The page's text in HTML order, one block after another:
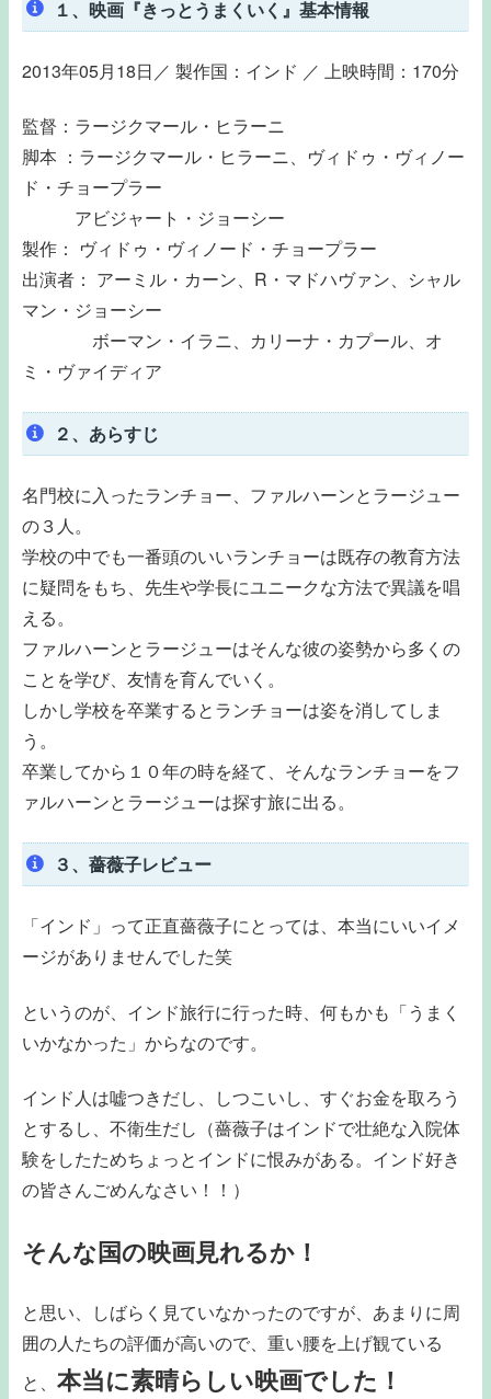
１、映画『きっとうまくいく』基本情報
2013年05月18日／ 製作国：インド ／ 上映時間：170分
監督：ラージクマール・ヒラーニ
脚本 ：ラージクマール・ヒラーニ、ヴィドゥ・ヴィノー
ド・チョープラー
アビジャート・ジョーシー
製作： ヴィドゥ・ヴィノード・チョープラー
出演者： アーミル・カーン、R・マドハヴァン、シャル
マン・ジョーシー
ボーマン・イラニ、カリーナ・カプール、オ
ミ・ヴァイディア
２、あらすじ
名門校に入ったランチョー、ファルハーンとラージュー
の３人。
学校の中でも一番頭のいいランチョーは既存の教育方法
に疑問をもち、先生や学長にユニークな方法で異議を唱
える。
ファルハーンとラージューはそんな彼の姿勢から多くの
ことを学び、友情を育んでいく。
しかし学校を卒業するとランチョーは姿を消してしま
う。
卒業してから１０年の時を経て、そんなランチョーをフ
ァルハーンとラージューは探す旅に出る。
３、薔薇子レビュー
「インド」って正直薔薇子にとっては、本当にいいイメ
ージがありませんでした笑
というのが、インド旅行に行った時、何もかも「うまく
いかなかった」からなのです。
インド人は嘘つきだし、しつこいし、すぐお金を取ろう
とするし、不衛生だし（薔薇子はインドで壮絶な入院体
験をしたためちょっとインドに恨みがある。インド好き
の皆さんごめんなさい！！）
そんな国の映画見れるか！
と思い、しばらく見ていなかったのですが、あまりに周
囲の人たちの評価が高いので、重い腰を上げ観ている
と、 本当に素晴らしい映画でした！